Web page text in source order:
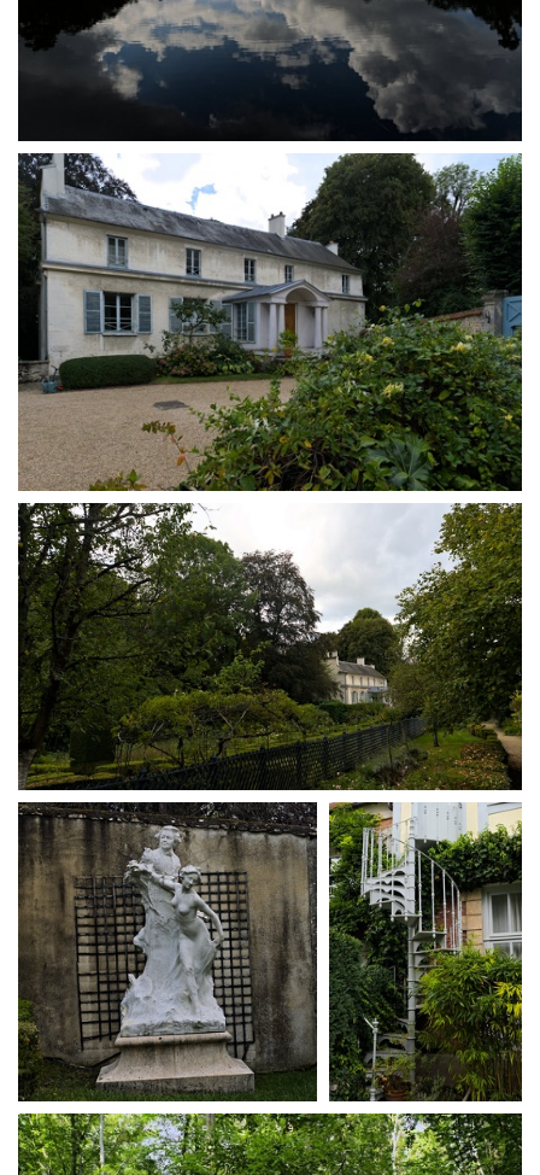
Etangs de Ville d'Avray
Maison de Corot
Maison de Corot
Maison de Corot Maison de Corot